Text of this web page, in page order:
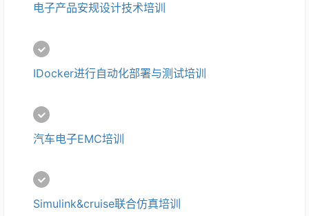
电子产品安规设计技术培训
IDocker进行自动化部署与测试培训
汽车电子EMC培训
Simulink&cruise联合仿真培训